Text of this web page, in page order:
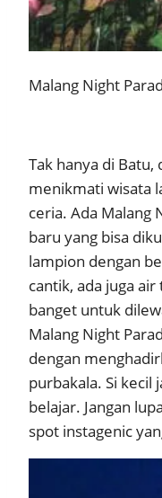
Malang Night
Tak hanya di Batu,
menikmati wisata
ceria. Ada Malang
baru yang bisa
lampion dengan
cantik, ada juga
banget untuk
Malang Night
dengan
purbakala. Si kecil
belajar. Jangan
spot instagenic